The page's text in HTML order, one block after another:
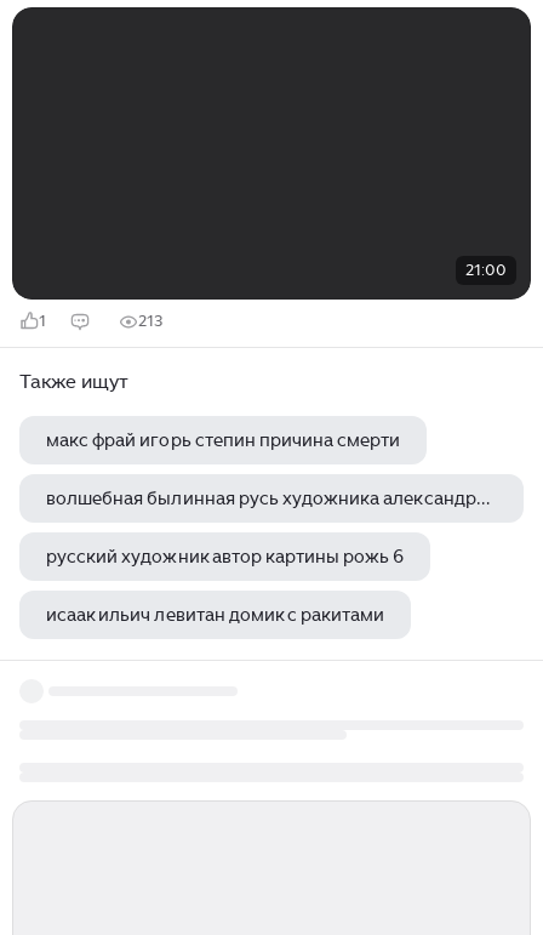
21:00
1 213
Также ищут
макс фрай игорь степин причина смерти
волшебная былинная русь художника александра угланова
русский художник автор картины рожь 6
исаак ильич левитан домик с ракитами